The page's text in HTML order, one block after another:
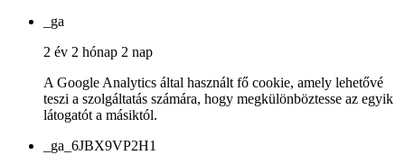
_ga
2 év 2 hónap 2 nap
A Google Analytics által használt fő cookie, amely lehetővé
teszi a szolgáltatás számára, hogy megkülönböztesse az egyik
látogatót a másiktól.
_ga_6JBX9VP2H1